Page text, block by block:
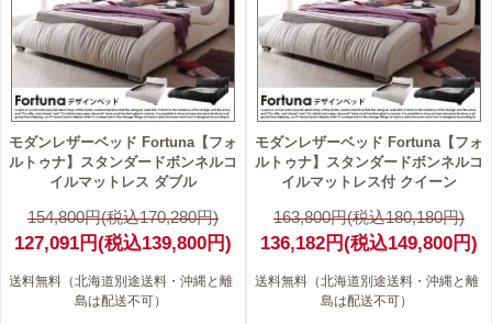
モダンレザーベッド Fortuna【フォ
ルトゥナ】スタンダードボンネルコ
イルマットレス ダブル
154,800円(税込170,280円)
127,091円(税込139,800円)
送料無料（北海道別途送料・沖縄と離
島は配送不可）
モダンレザーベッド Fortuna【フォ
ルトゥナ】スタンダードボンネルコ
イルマットレス付 クイーン
163,800円(税込180,180円)
136,182円(税込149,800円)
送料無料（北海道別途送料・沖縄と離
島は配送不可）